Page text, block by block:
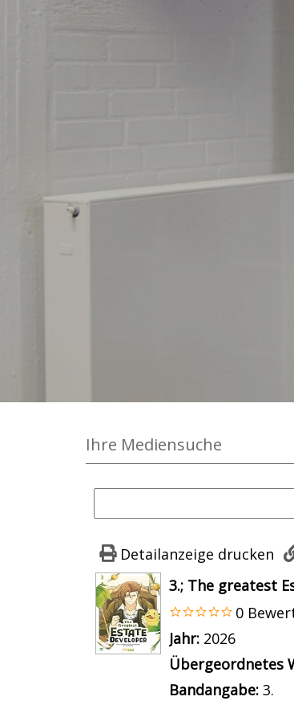
Ihre Mediensuche
Detailanzeige drucken
wird in neuem
3.; The greatest
0
Suche nach
Jahr: 2026
Übergeordnetes
Bandangabe: 3.